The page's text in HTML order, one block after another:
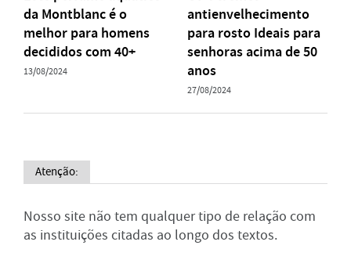
da Montblanc é o
melhor para homens
decididos com 40+
13/08/2024
antienvelhecimento
para rosto Ideais para
senhoras acima de 50
anos
27/08/2024
Atenção:
Nosso site não tem qualquer tipo de relação com
as instituições citadas ao longo dos textos.